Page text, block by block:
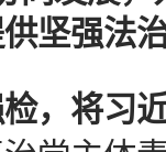
坚强法
，将习